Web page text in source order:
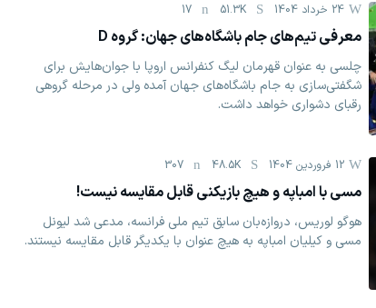
24 خرداد 1404 51.3K
17
معرفی تیم‌های جام باشگاه‌های جهان: گروه ‏D
چلسی به عنوان قهرمان لیگ کنفرانس اروپا با جوان‌هایش برای
‏شگفتی‌سازی به جام باشگاه‌های جهان آمده ولی در مرحله گروهی
‏رقبای دشواری خواهد داشت. ‏
12 فروردين 1404 48.5K
307
مسی با امباپه و هیچ بازیکنی قابل مقایسه نیست!
هوگو لوریس، دروازه‌بان سابق تیم ملی فرانسه، مدعی شد ليونل
مسی و کیلیان امباپه به هیچ عنوان با یکدیگر قابل مقایسه نیستند.